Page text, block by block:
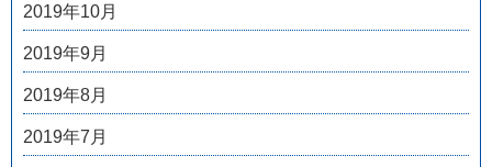
2019年10月
2019年9月
2019年8月
2019年7月